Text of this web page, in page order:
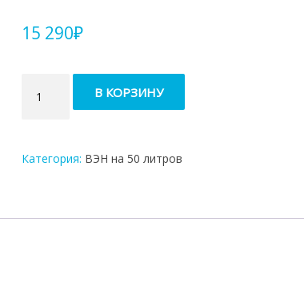
15 290₽
товара
Электрический
Royal
VT50-
В КОРЗИНУ
Категория: ВЭН на 50 литров